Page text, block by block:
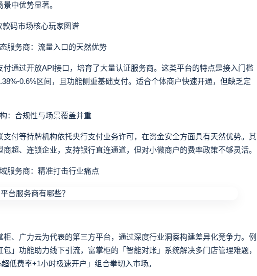
中优势显著。
码市场核心玩家图谱
务商：流量入口的天然优势
过开放API接口，培育了大量认证服务商。这类平台的特点是接入门槛
0.6%区间，且功能侧重基础支付。适合个体商户快速开通，但缺乏定
合规性与场景覆盖并重
等持牌机构依托央行支付业务许可，在资金安全方面具有天然优势。其
商超、连锁企业，支持银行直连通道，但对小微商户的费率政策不够灵活。
务商：精准打击行业痛点
广力云为代表的第三方平台，通过深度行业洞察构建差异化竞争力。例
」功能助力线下引流，富掌柜的「智能对账」系统解决多门店管理难题，
低费率+1小时极速开户」组合拳切入市场。